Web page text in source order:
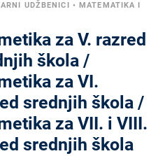
UDŽBENICI • MATEMATIKA I
za V. razred
škola /
za VI.
srednjih škola /
za VII. i VIII.
srednjih škola